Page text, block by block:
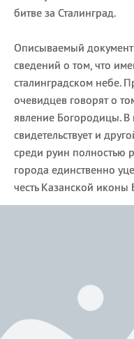
битве за Сталинград.
Описываемый
сведений о том, что
сталинградском небе.
очевидцев говорят о
явление Богородицы. В
свидетельствует и
среди руин полностью
города единственно
честь Казанской